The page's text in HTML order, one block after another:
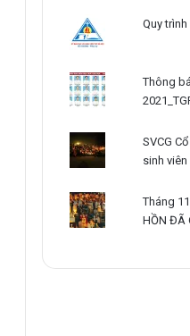
Quy
Thông
SVCG
sinh viên
Tháng
HỒN ĐÃ